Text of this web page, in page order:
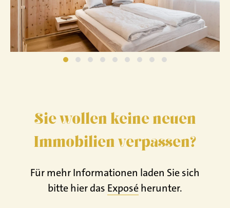
Sie wollen keine neuen
Immobilien verpassen?
Für mehr Informationen laden Sie sich
bitte hier das Exposéherunter.